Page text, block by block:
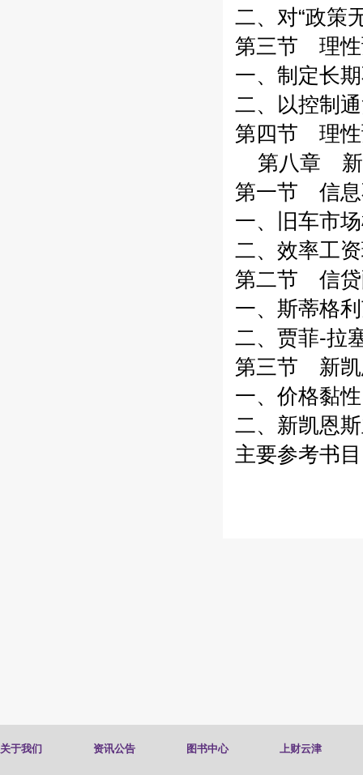
二、对“政策
第三节 理性
一、制定长
二、以控制
第四节 理性
第八章 新
第一节 信息
一、旧车市
二、效率工
第二节 信贷
一、斯蒂格
二、贾菲-拉
第三节 新凯
一、价格黏性
二、新凯恩
主要参考书目
关于我们 资讯公告 图书中心 上财云津